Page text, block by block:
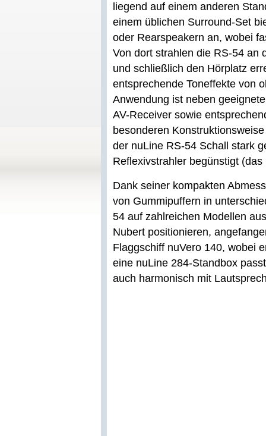
liegend auf einem anderen
einem üblichen Surround-Set
oder Rearspeakern an, wobei
Von dort strahlen die RS-54 an
und schließlich den Hörplatz
entsprechende Toneffekte von
Anwendung ist neben
AV-Receiver sowie
besonderen
der nuLine RS-54 Schall stark
Reflexivstrahler begünstigt
Dank seiner kompakten
von Gummipuffern in
54 auf zahlreichen Modellen
Nubert positionieren,
Flaggschiff nuVero 140, wobei
eine nuLine 284-Standbox
auch harmonisch mit